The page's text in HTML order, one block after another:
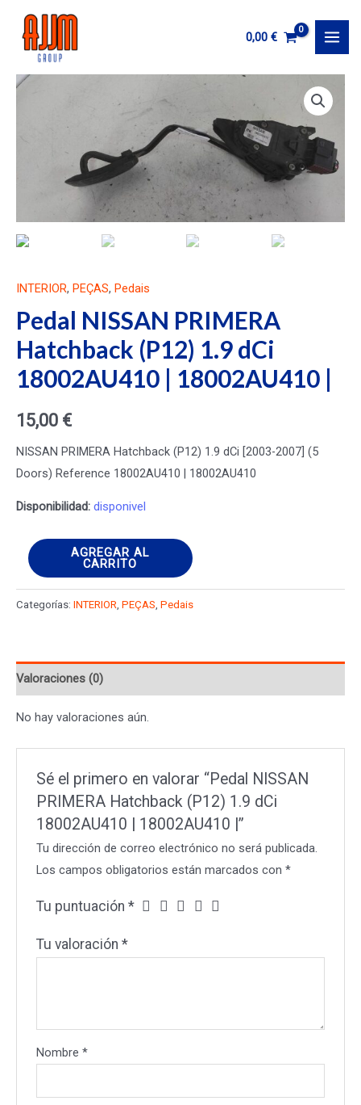
contenido
0,00 €
INTERIOR, PEÇAS, Pedais
Pedal NISSAN PRIMERA
Hatchback (P12) 1.9 dCi
18002AU410 | 18002AU410 |
15,00 €
NISSAN PRIMERA Hatchback (P12) 1.9 dCi [2003-2007] (5
Doors) Reference 18002AU410 | 18002AU410
Disponibilidad: disponivel
Pedal
NISSAN
PRIMERA
Hatchback
dCi
|
18002AU410
cantidad
AGREGAR AL
CARRITO
Categorías: INTERIOR PEÇAS Pedais
Valoraciones (0)
No hay valoraciones aún.
Sé el primero en valorar “Pedal NISSAN
PRIMERA Hatchback (P12) 1.9 dCi
18002AU410 | 18002AU410 |”
Tu dirección de correo electrónico no será publicada.
Los campos obligatorios están marcados con*
Tu puntuación*
Tu valoración*
Nombre*